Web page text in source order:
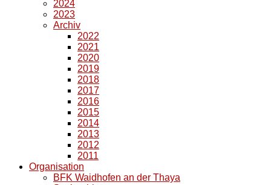
2024
2023
Archiv
2022
2021
2020
2019
2018
2017
2016
2015
2014
2013
2012
2011
Organisation
BFK Waidhofen an der Thaya